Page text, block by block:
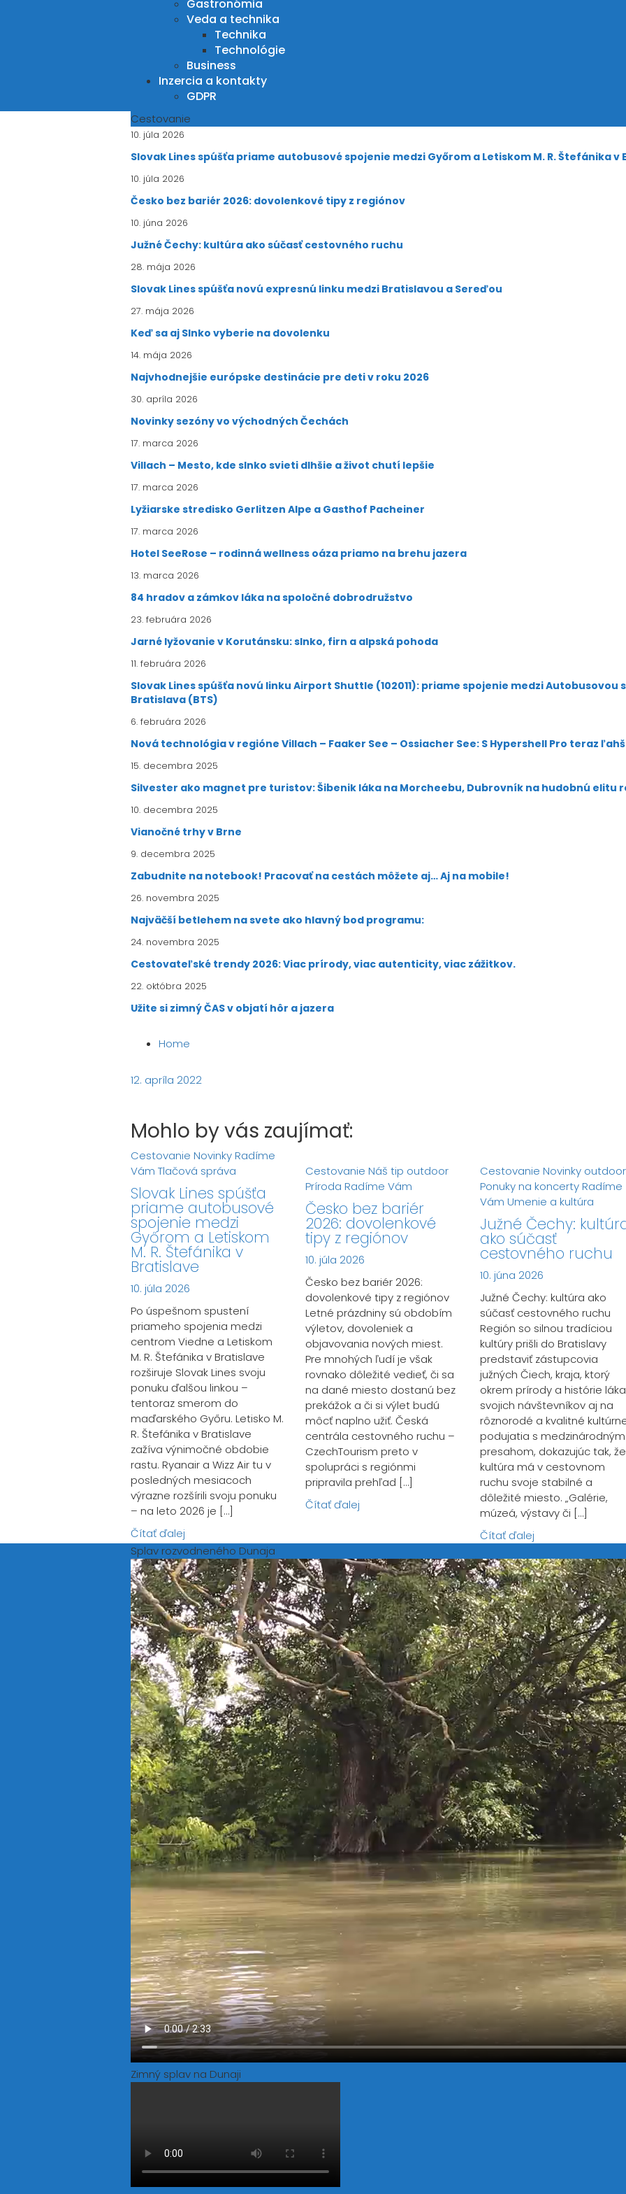
Gastronómia
Veda a technika
Technika
Technológie
Business
Inzercia a kontakty
GDPR
Cestovanie
10. júla 2026
Slovak Lines spúšťa priame autobusové spojenie medzi Győrom a Letiskom M. R. Štefánika v
10. júla 2026
Česko bez bariér 2026: dovolenkové tipy z regiónov
10. júna 2026
Južné Čechy: kultúra ako súčasť cestovného ruchu
28. mája 2026
Slovak Lines spúšťa novú expresnú linku medzi Bratislavou a Sereďou
27. mája 2026
Keď sa aj Slnko vyberie na dovolenku
14. mája 2026
Najvhodnejšie európske destinácie pre deti v roku 2026
30. apríla 2026
Novinky sezóny vo východných Čechách
17. marca 2026
Villach – Mesto, kde slnko svieti dlhšie a život chutí lepšie
17. marca 2026
Lyžiarske stredisko Gerlitzen Alpe a Gasthof Pacheiner
17. marca 2026
Hotel SeeRose – rodinná wellness oáza priamo na brehu jazera
13. marca 2026
84 hradov a zámkov láka na spoločné dobrodružstvo
23. februára 2026
Jarné lyžovanie v Korutánsku: slnko, firn a alpská pohoda
11. februára 2026
Slovak Lines spúšťa novú linku Airport Shuttle (102011): priame spojenie medzi Autobusovou
Bratislava (BTS)
6. februára 2026
Nová technológia v regióne Villach – Faaker See – Ossiacher See: S Hypershell Pro teraz
15. decembra 2025
Silvester ako magnet pre turistov: Šibenik láka na Morcheebu, Dubrovník na hudobnú elitu
10. decembra 2025
Vianočné trhy v Brne
9. decembra 2025
Zabudnite na notebook! Pracovať na cestách môžete aj… Aj na mobile!
26. novembra 2025
Najväčší betlehem na svete ako hlavný bod programu:
24. novembra 2025
Cestovateľské trendy 2026: Viac prírody, viac autenticity, viac zážitkov.
22. októbra 2025
Užite si zimný ČAS v objatí hôr a jazera
Home
12. apríla 2022
Mohlo by vás zaujímať:
Cestovanie NovinkyRadíme
Vám Tlačová správa
Slovak Lines spúšťa
priame autobusové
spojenie medzi
Győrom a Letiskom
M. R. Štefánika v
Bratislave
10. júla 2026
Po úspešnom spustení
priameho spojenia medzi
centrom Viedne a Letiskom
M. R. Štefánika v Bratislave
rozširuje Slovak Lines svoju
ponuku ďalšou linkou –
tentoraz smerom do
maďarského Győru. Letisko M.
R. Štefánika v Bratislave
zažíva výnimočné obdobie
rastu. Ryanair a Wizz Air tu v
posledných mesiacoch
výrazne rozšírili svoju ponuku
– na leto 2026 je […]
Čítať ďalej
Cestovanie Náš tip outdoor
Príroda Radíme Vám
Česko bez bariér
2026: dovolenkové
tipy z regiónov
10. júla 2026
Česko bez bariér 2026:
dovolenkové tipy z regiónov
Letné prázdniny sú obdobím
výletov, dovoleniek a
objavovania nových miest.
Pre mnohých ľudí je však
rovnako dôležité vedieť, či sa
na dané miesto dostanú bez
prekážok a či si výlet budú
môcť naplno užiť. Česká
centrála cestovného ruchu –
CzechTourism preto v
spolupráci s regiónmi
pripravila prehľad […]
Čítať ďalej
Cestovanie Novinky outdoor
Ponuky na koncertyRadíme
Vám Umenie a kultúra
Južné Čechy:
ako súčasť
cestovného ruchu
10. júna 2026
Južné Čechy: kultúra ako
súčasť cestovného ruchu
Región so silnou tradíciou
kultúry prišli do Bratislavy
predstaviť zástupcovia
južných Čiech, kraja, ktorý
okrem prírody a histórie láka
svojich návštevníkov aj na
rôznorodé a kvalitné
podujatia s medzinárodným
presahom, dokazujúc tak, že
kultúra má v cestovnom
ruchu svoje stabilné a
dôležité miesto. „Galérie,
múzeá, výstavy či […]
Čítať ďalej
Splav rozvodneného Dunaja
Zimný splav na Dunaji